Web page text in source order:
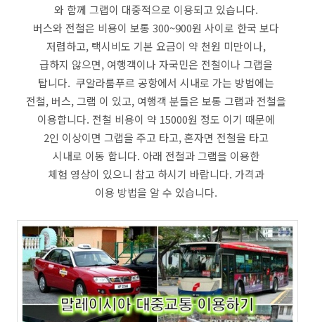
와 함께 그랩이 대중적으로 이용되고 있습니다.
버스와 전철은 비용이 보통 300~900원 사이로 한국 보다
저렴하고, 택시비도 기본 요금이 약 천원 미만이나,
급하지 않으면, 여행객이나 자국민은 전철이나 그랩을
탑니다. 쿠알라룸푸르 공항에서 시내로 가는 방법에는
전철, 버스, 그랩 이 있고, 여행객 분들은 보통 그랩과 전철을
이용합니다. 전철 비용이 약 15000원 정도 이기 때문에
2인 이상이면 그랩을 주고 타고, 혼자면 전철을 타고
시내로 이동 합니다. 아래 전철과 그랩을 이용한
체험 영상이 있으니 참고 하시기 바랍니다. 가격과
이용 방법을 알 수 있습니다.